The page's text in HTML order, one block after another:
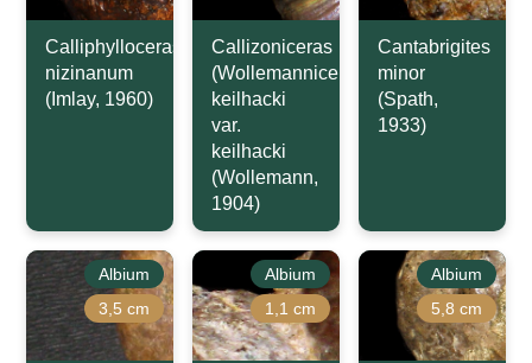
Calliphylloceras
nizinanum
(Imlay, 1960)
Callizoniceras
(Wollemanniceras)
keilhacki
var.
keilhacki
(Wollemann,
1904)
Cantabrigites
minor
(Spath,
1933)
Albium
3,5 cm
Albium
1,1 cm
Albium
5,8 cm